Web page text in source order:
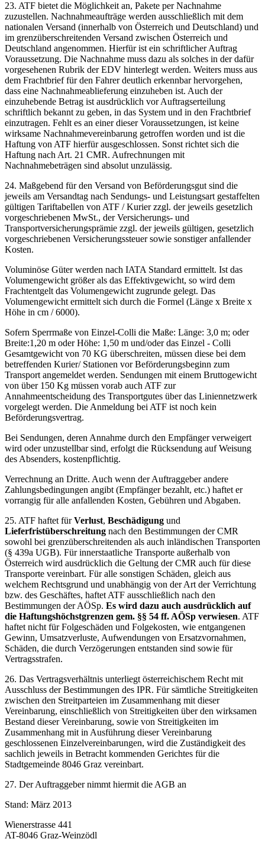
23. ATF bietet die Möglichkeit an, Pakete per Nachnahme
zuzustellen. Nachnahmeaufträge werden ausschließlich mit dem
nationalen Versand (innerhalb von Österreich und Deutschland) und
im grenzüberschreitenden Versand zwischen Österreich und
Deutschland angenommen. Hierfür ist ein schriftlicher Auftrag
Voraussetzung. Die Nachnahme muss dazu als solches in der dafür
vorgesehenen Rubrik der EDV hinterlegt werden. Weiters muss aus
dem Frachtbrief für den Fahrer deutlich erkennbar hervorgehen,
dass eine Nachnahmeablieferung einzuheben ist. Auch der
einzuhebende Betrag ist ausdrücklich vor Auftragserteilung
schriftlich bekannt zu geben, in das System und in den Frachtbrief
einzutragen. Fehlt es an einer dieser Voraussetzungen, ist keine
wirksame Nachnahmevereinbarung getroffen worden und ist die
Haftung von ATF hierfür ausgeschlossen. Sonst richtet sich die
Haftung nach Art. 21 CMR. Aufrechnungen mit
Nachnahmebeträgen sind absolut unzulässig.
24. Maßgebend für den Versand von Beförderungsgut sind die
jeweils am Versandtag nach Sendungs- und Leistungsart gestaffelten
gültigen Tariftabellen von ATF / Kurier zzgl. der jeweils gesetzlich
vorgeschriebenen MwSt., der Versicherungs- und
Transportversicherungsprämie zzgl. der jeweils gültigen, gesetzlich
vorgeschriebenen Versicherungssteuer sowie sonstiger anfallender
Kosten.
Voluminöse Güter werden nach IATA Standard ermittelt. Ist das
Volumengewicht größer als das Effektivgewicht, so wird dem
Frachtentgelt das Volumengewicht zugrunde gelegt. Das
Volumengewicht ermittelt sich durch die Formel (Länge x Breite x
Höhe in cm / 6000).
Sofern Sperrmaße von Einzel-Colli die Maße: Länge: 3,0 m; oder
Breite:1,20 m oder Höhe: 1,50 m und/oder das Einzel - Colli
Gesamtgewicht von 70 KG überschreiten, müssen diese bei dem
betreffenden Kurier/ Stationen vor Beförderungsbeginn zum
Transport angemeldet werden. Sendungen mit einem Bruttogewicht
von über 150 Kg müssen vorab auch ATF zur
Annahmeentscheidung des Transportgutes über das Liniennetzwerk
vorgelegt werden. Die Anmeldung bei ATF ist noch kein
Beförderungsvertrag.
Bei Sendungen, deren Annahme durch den Empfänger verweigert
wird oder unzustellbar sind, erfolgt die Rücksendung auf Weisung
des Absenders, kostenpflichtig.
Verrechnung an Dritte. Auch wenn der Auftraggeber andere
Zahlungsbedingungen angibt (Empfänger bezahlt, etc.) haftet er
vorrangig für alle anfallenden Kosten, Gebühren und Abgaben.
25. ATF haftet fürVerlust, Beschädigung und
Lieferfristüberschreitung nach den Bestimmungen der CMR
sowohl bei grenzüberschreitenden als auch inländischen Transporten
(§ 439a UGB). Für innerstaatliche Transporte außerhalb von
Österreich wird ausdrücklich die Geltung der CMR auch für diese
Transporte vereinbart. Für alle sonstigen Schäden, gleich aus
welchem Rechtsgrund und unabhängig von der Art der Verrichtung
bzw. des Geschäftes, haftet ATF ausschließlich nach den
Bestimmungen der AÖSp. Es wird dazu auch ausdrücklich auf
die Haftungshöchstgrenzen gem. §§ 54 ff. AÖSp verwiesen. ATF
haftet nicht für Folgeschäden und Folgekosten, wie entgangenen
Gewinn, Umsatzverluste, Aufwendungen von Ersatzvornahmen,
Schäden, die durch Verzögerungen entstanden sind sowie für
Vertragsstrafen.
26. Das Vertragsverhältnis unterliegt österreichischem Recht mit
Ausschluss der Bestimmungen des IPR. Für sämtliche Streitigkeiten
zwischen den Streitparteien im Zusammenhang mit dieser
Vereinbarung, einschließlich von Streitigkeiten über den wirksamen
Bestand dieser Vereinbarung, sowie von Streitigkeiten im
Zusammenhang mit in Ausführung dieser Vereinbarung
geschlossenen Einzelvereinbarungen, wird die Zuständigkeit des
sachlich jeweils in Betracht kommenden Gerichtes für die
Stadtgemeinde 8046 Graz vereinbart.
27. Der Auftraggeber nimmt hiermit die AGB an
Stand: März 2013
Wienerstrasse 441
AT-8046 Graz-Weinzödl